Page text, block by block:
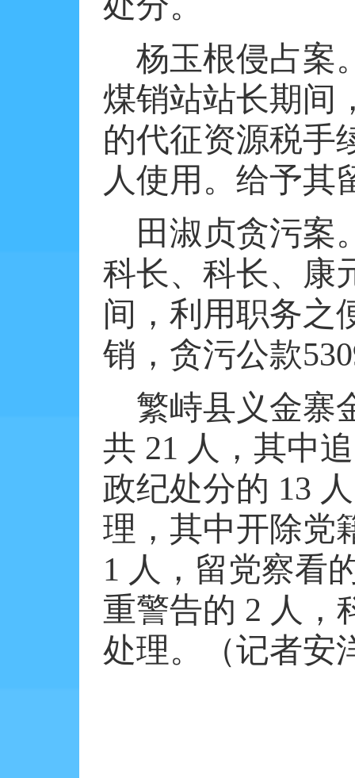
杨玉根侵占案
煤销站站长期间
的代征资源税手
人使用。给予其
田淑贞贪污案
科长、科长、康
间，利用职务之
销，贪污公款
繁峙县义金寨
共 21 人，其中
政纪处分的 13
理，其中开除党
1 人，留党察看
重警告的 2 人，
处理。（记者安